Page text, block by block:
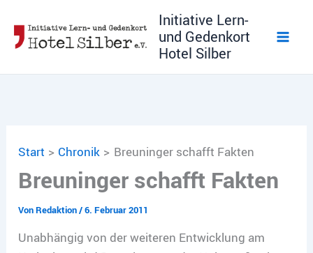
Inhalt
springen
Initiative Lern-
und Gedenkort
Hotel Silber
Start Chronik Breuninger schafft Fakten
Breuninger schafft Fakten
VonRedaktion/6. Februar 2011
Unabhängig von der weiteren Entwicklung am